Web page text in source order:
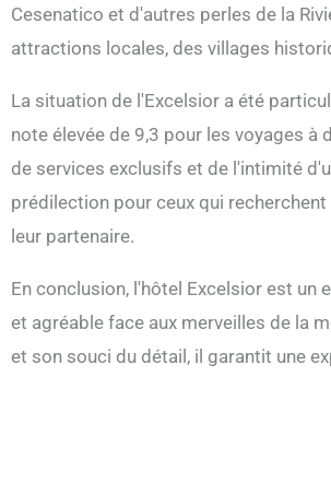
Cesenatico et d'autres perles de la
attractions locales, des villages
La situation de l'Excelsior a été
note élevée de 9,3 pour les voyages
de services exclusifs et de l'intimité
prédilection pour ceux qui
leur partenaire.
En conclusion, l'hôtel Excelsior est un
et agréable face aux merveilles de la
et son souci du détail, il garantit une